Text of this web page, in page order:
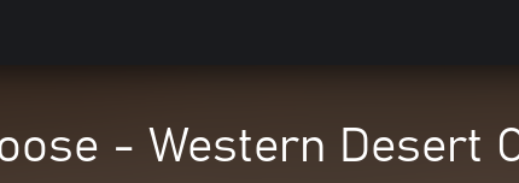
- Western Desert